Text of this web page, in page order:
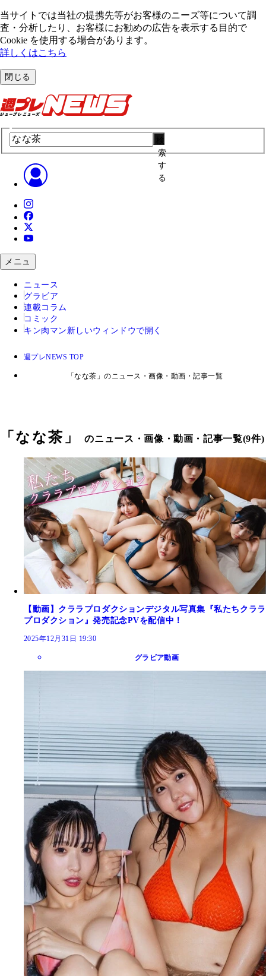
当サイトでは当社の提携先等がお客様のニーズ等について調
査・分析したり、お客様にお勧めの広告を表⽰する⽬的で
Cookie を使⽤する場合があります。
詳しくはこちら
閉じる
索
す
る
メニュ
ニュース
グラビア
連載コラム
コミック
キン肉マン 新しいウィンドウで開く
週プレNEWS TOP
「なな茶」のニュース・画像・動画・記事一覧
「 なな茶 」のニュース・画像・動画・記事一覧(9件)
【動画】クララプロダクションデジタル写真集『私たちクララ
プロダクション』発売記念PVを配信中！
2025年12月31日 19:30
グラビア動画